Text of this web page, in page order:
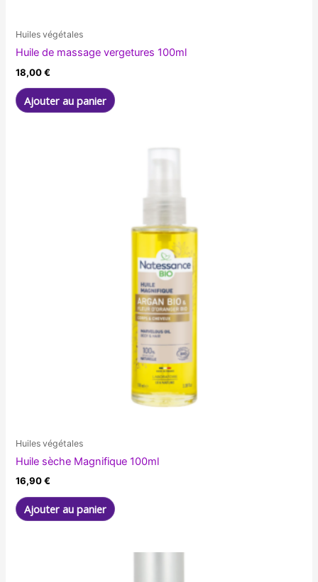
Huiles végétales
Huile de massage vergetures 100ml
18,00€
Ajouter au panier
Huiles végétales
Huile sèche Magnifique 100ml
16,90€
Ajouter au panier